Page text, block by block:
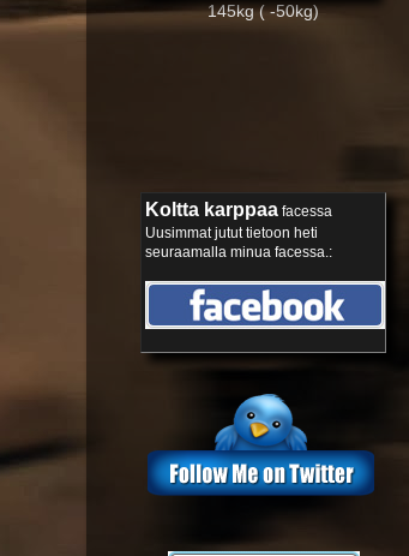
145kg ( -50kg)
Koltta karppaa facessa
Uusimmat jutut tietoon heti
seuraamalla minua facessa. :